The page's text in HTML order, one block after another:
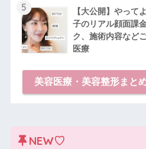
5
【大公開】やって
子のリアル顔面課
ク、施術内容など
医療
美容医療・美容整形まと
NEW♡